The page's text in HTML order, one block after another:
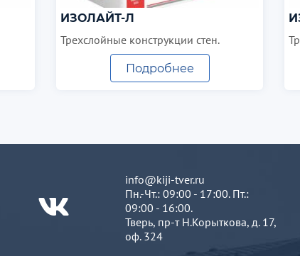
ИЗОЛАЙТ-Л
Трехслойные конструкции стен.
Подробнее
info@kiji-tver.ru
Пн.-Чт.: 09:00 - 17:00. Пт.:
09:00 - 16:00.
Тверь, пр-т Н.Корыткова, д. 17,
оф. 324